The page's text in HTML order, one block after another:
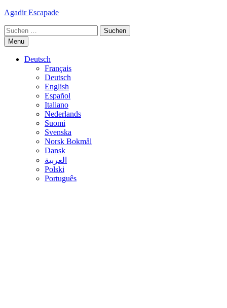
Skip
content
Agadir Escapade
Suche
nach:
Menu
Deutsch
Français
Deutsch
English
Español
Italiano
Nederlands
Suomi
Svenska
Norsk Bokmål
Dansk
العربية
Polski
Português